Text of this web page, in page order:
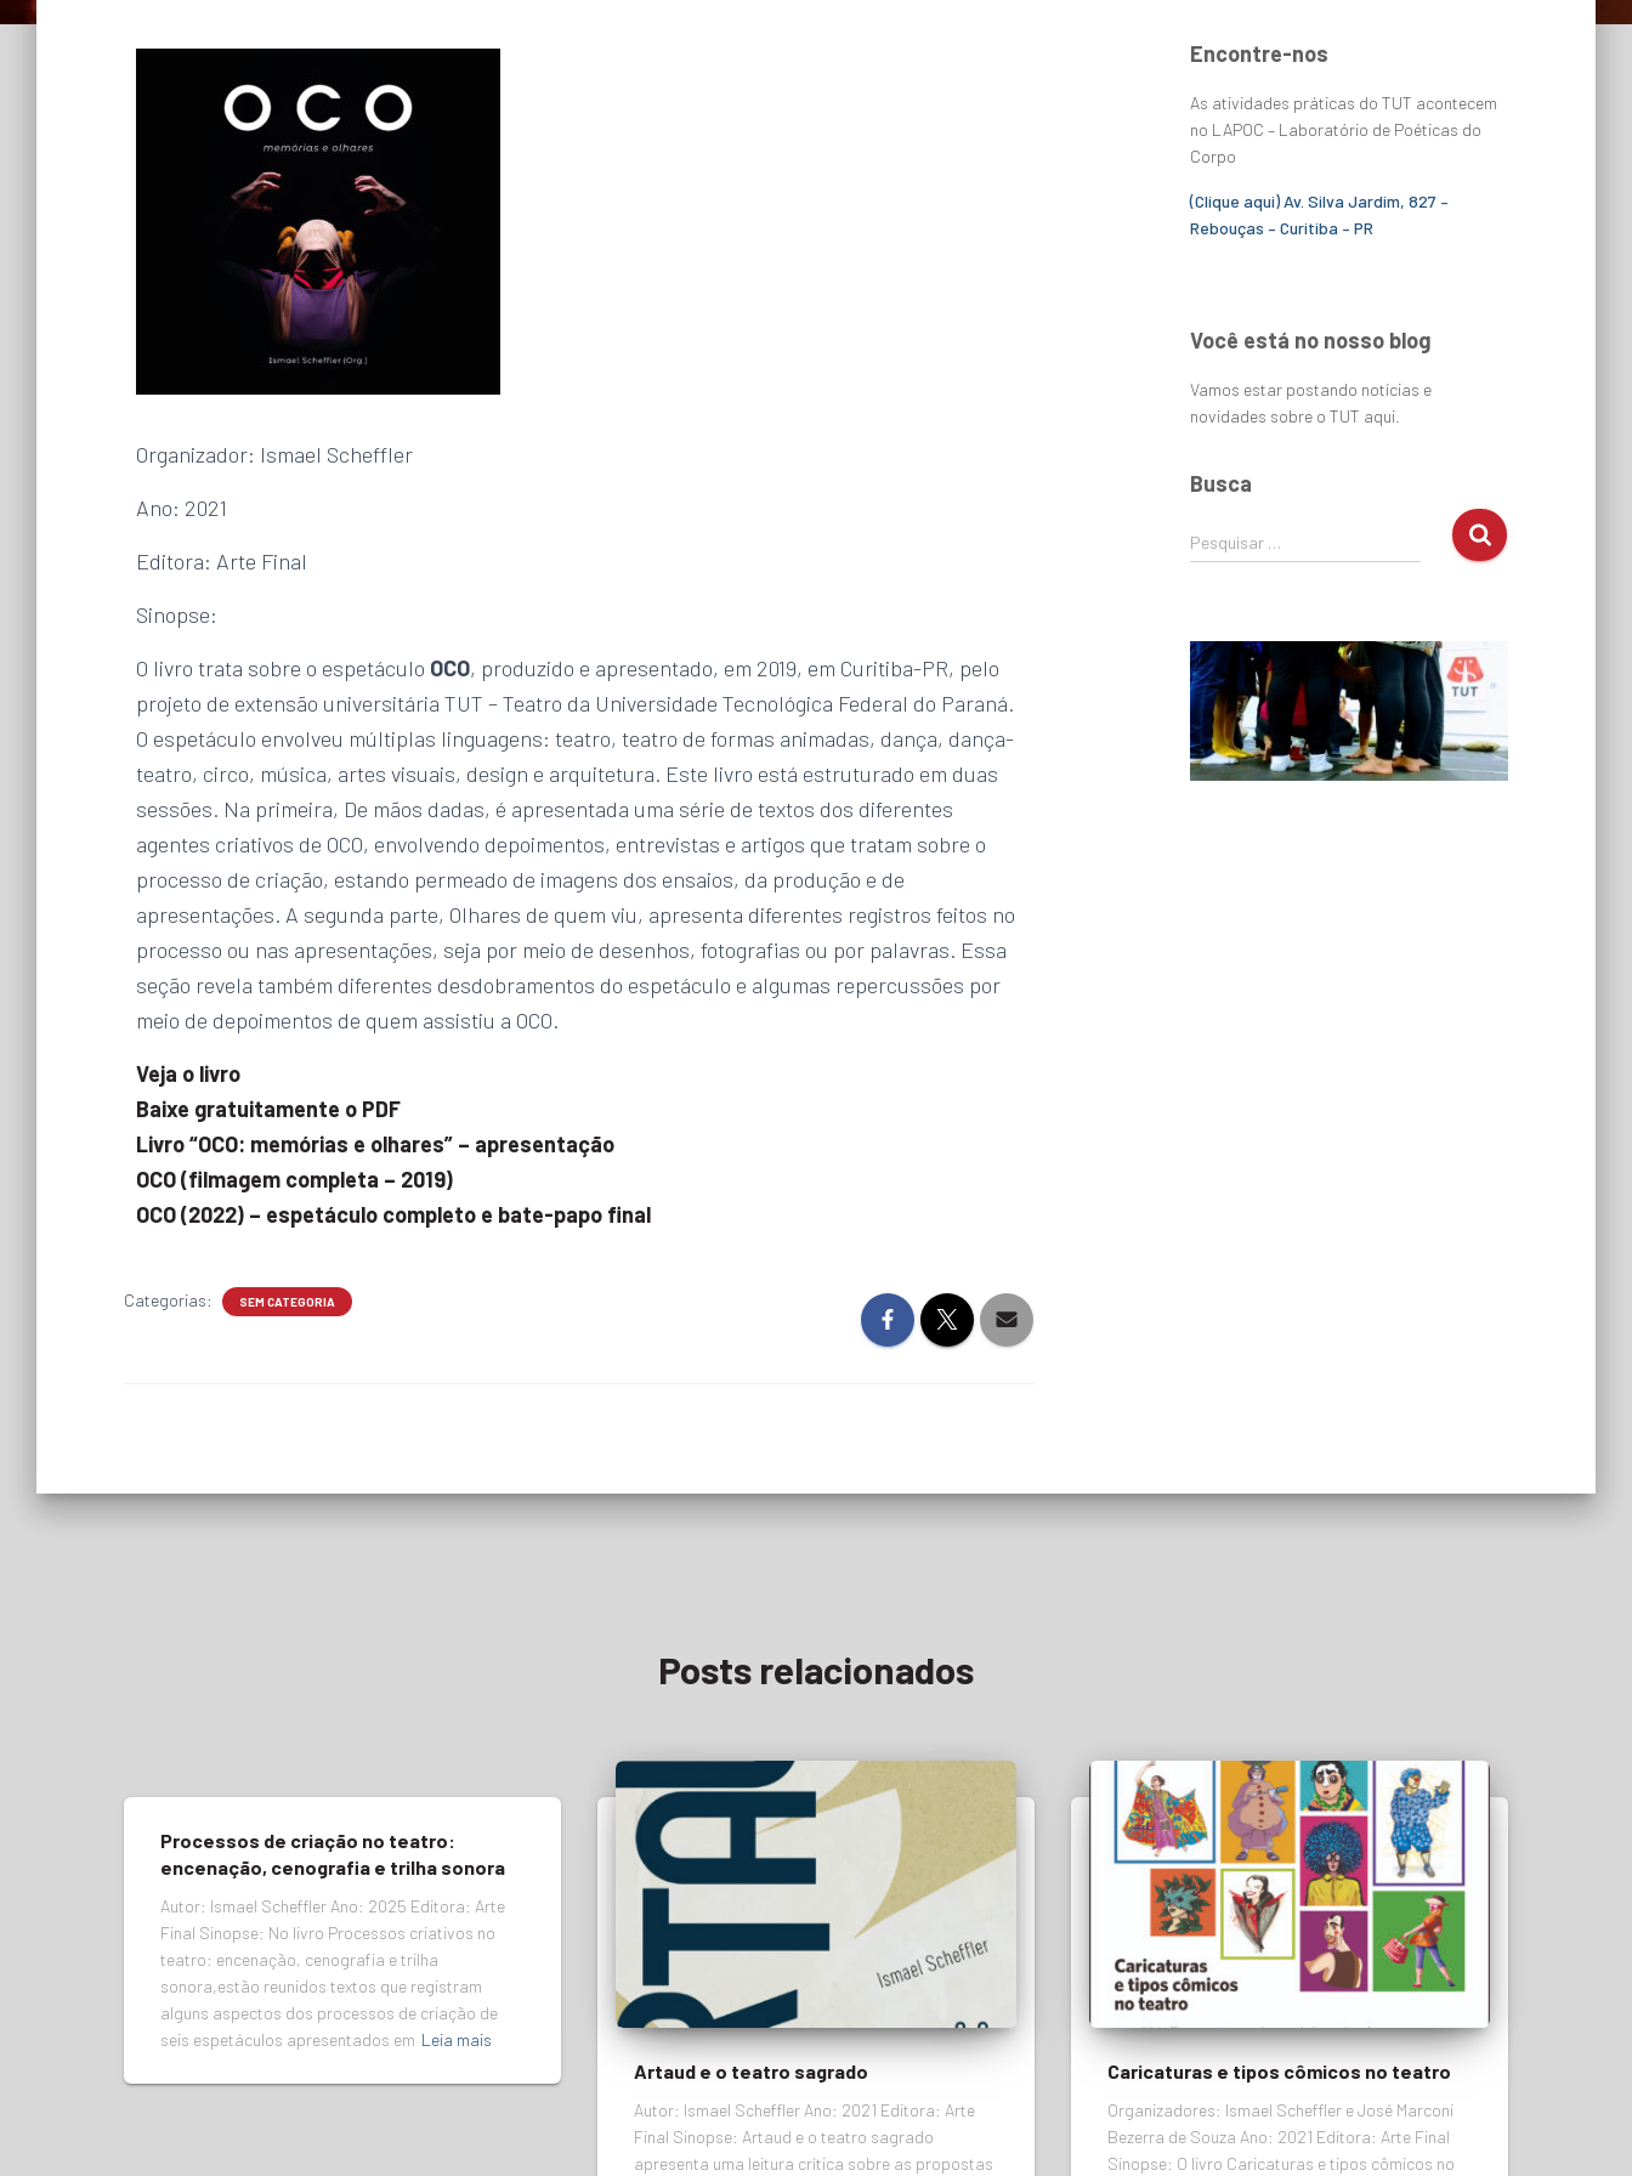
Organizador: Ismael Scheffler
Ano: 2021
Editora: Arte Final
Sinopse:
O livro trata sobre o espetáculo OCO, produzido e apresentado, em 2019, em Curitiba-PR, pelo
projeto de extensão universitária TUT – Teatro da Universidade Tecnológica Federal do Paraná.
O espetáculo envolveu múltiplas linguagens: teatro, teatro de formas animadas, dança, dança-
teatro, circo, música, artes visuais, design e arquitetura. Este livro está estruturado em duas
sessões. Na primeira, De mãos dadas, é apresentada uma série de textos dos diferentes
agentes criativos de OCO, envolvendo depoimentos, entrevistas e artigos que tratam sobre o
processo de criação, estando permeado de imagens dos ensaios, da produção e de
apresentações. A segunda parte, Olhares de quem viu, apresenta diferentes registros feitos no
processo ou nas apresentações, seja por meio de desenhos, fotografias ou por palavras. Essa
seção revela também diferentes desdobramentos do espetáculo e algumas repercussões por
meio de depoimentos de quem assistiu a OCO.
Veja o livro
Baixe gratuitamente o PDF
Livro “OCO: memórias e olhares” – apresentação
OCO (filmagem completa – 2019)
OCO (2022) – espetáculo completo e bate-papo final
Categorias: SEM CATEGORIA
Encontre-nos
As atividades práticas do TUT acontecem
no LAPOC – Laboratório de Poéticas do
Corpo
(Clique aqui) Av. Silva Jardim, 827 –
Rebouças – Curitiba – PR
Você está no nosso blog
Vamos estar postando notícias e
novidades sobre o TUT aqui.
Busca
Pesquisar …
Posts relacionados
Processos de criação no teatro:
encenação, cenografia e trilha sonora
Autor: Ismael Scheffler Ano: 2025 Editora: Arte
Final Sinopse: No livro Processos criativos no
teatro: encenação, cenografia e trilha
sonora,estão reunidos textos que registram
alguns aspectos dos processos de criação de
seis espetáculos apresentados em Leia mais
Artaud e o teatro sagrado
Autor: Ismael Scheffler Ano: 2021 Editora: Arte
Final Sinopse: Artaud e o teatro sagrado
apresenta uma leitura crítica sobre as propostas
Caricaturas e tipos cômicos no teatro
Organizadores: Ismael Scheffler e José Marconi
Bezerra de Souza Ano: 2021 Editora: Arte Final
Sinopse: O livro Caricaturas e tipos cômicos no